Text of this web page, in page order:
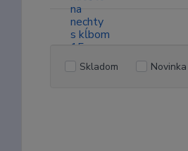
Skladom Novinka